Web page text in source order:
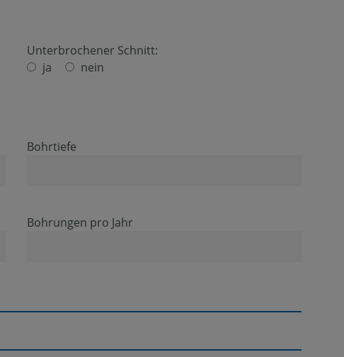
Unterbrochener Schnitt:
ja
nein
Bohrtiefe
Bohrungen pro Jahr